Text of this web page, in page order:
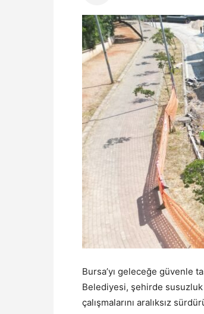
Bursa’yı geleceğe güvenle
Belediyesi, şehirde susuzluk
çalışmalarını aralıksız